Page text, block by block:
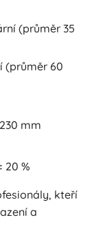
(průměr 35
(průměr 60
mm
20 %
kteří
a